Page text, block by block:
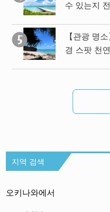
수 있는지
【관광 명
경 스팟 천
지역 검색
오키나와에서